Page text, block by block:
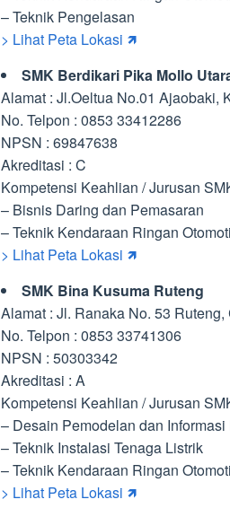
– Teknik Pengelasan
> Lihat Peta Lokasi 🡽
SMK Berdikari Pika Mollo
Alamat : Jl.Oeltua No.01 Ajaobaki,
No. Telpon : 0853 33412286
NPSN : 69847638
Akreditasi : C
Kompetensi Keahlian / Jurusan
– Bisnis Daring dan Pemasaran
– Teknik Kendaraan Ringan
> Lihat Peta Lokasi 🡽
SMK Bina Kusuma Ruteng
Alamat : Jl. Ranaka No. 53
No. Telpon : 0853 33741306
NPSN : 50303342
Akreditasi : A
Kompetensi Keahlian / Jurusan
– Desain Pemodelan dan
– Teknik Instalasi Tenaga Listrik
– Teknik Kendaraan Ringan
> Lihat Peta Lokasi 🡽